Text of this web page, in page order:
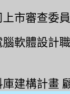
市審查委
軟體設計
建構計畫